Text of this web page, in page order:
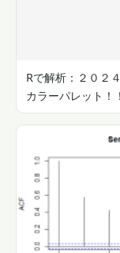
Rで解析：２０２
カラーパレット